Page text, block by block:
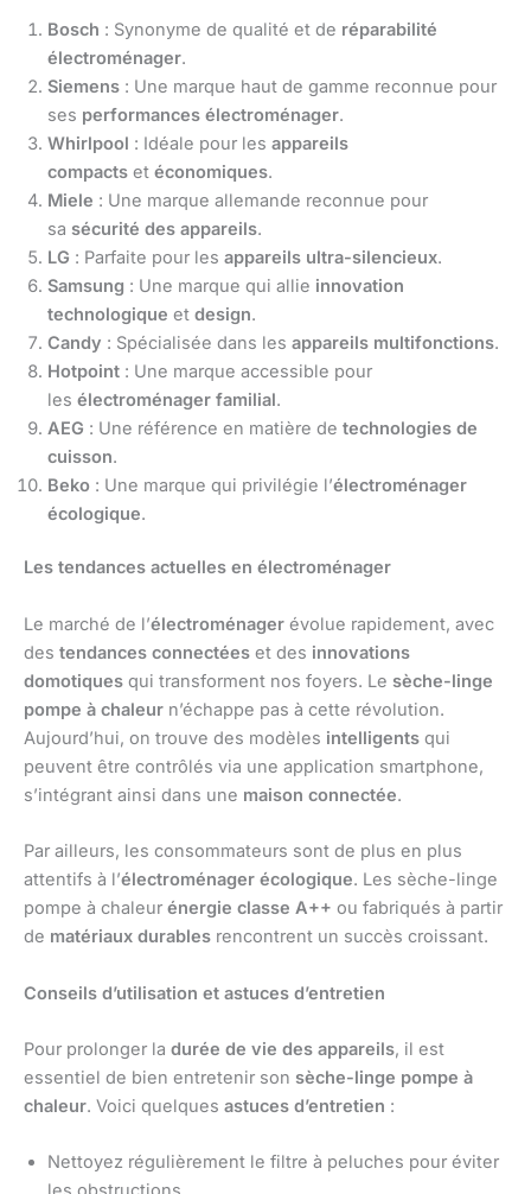
Bosch : Synonyme de qualité et de réparabilité
électroménager.
Siemens : Une marque haut de gamme reconnue pour
ses performances électroménager.
Whirlpool : Idéale pour les appareils
compacts et économiques.
Miele : Une marque allemande reconnue pour
sa sécurité des appareils.
LG : Parfaite pour les appareils ultra-silencieux.
Samsung : Une marque qui allie innovation
technologique et design.
Candy : Spécialisée dans les appareils multifonctions.
Hotpoint : Une marque accessible pour
les électroménager familial.
AEG : Une référence en matière de technologies de
cuisson.
Beko : Une marque qui privilégie l’électroménager
écologique.
Les tendances actuelles en électroménager
Le marché de l’électroménager évolue rapidement, avec
des tendances connectées et des innovations
domotiques qui transforment nos foyers. Le sèche-linge
pompe à chaleur n’échappe pas à cette révolution.
Aujourd’hui, on trouve des modèles intelligents qui
peuvent être contrôlés via une application smartphone,
s’intégrant ainsi dans une maison connectée.
Par ailleurs, les consommateurs sont de plus en plus
attentifs à l’électroménager écologique. Les sèche-linge
pompe à chaleur énergie classe A++ ou fabriqués à partir
de matériaux durables rencontrent un succès croissant.
Conseils d’utilisation et astuces d’entretien
Pour prolonger la durée de vie des appareils, il est
essentiel de bien entretenir son sèche-linge pompe à
chaleur. Voici quelques astuces d’entretien :
Nettoyez régulièrement le filtre à peluches pour éviter